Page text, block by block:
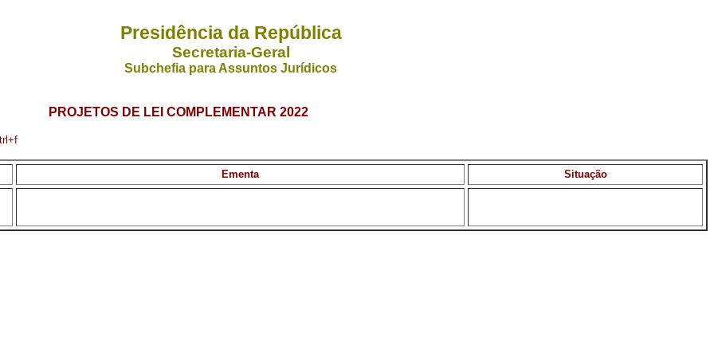
Presidência da República
Secretaria-Geral
Subchefia para Assuntos Jurídicos
PROJETOS DE LEI COMPLEMENTAR 2022
Ementa Situação